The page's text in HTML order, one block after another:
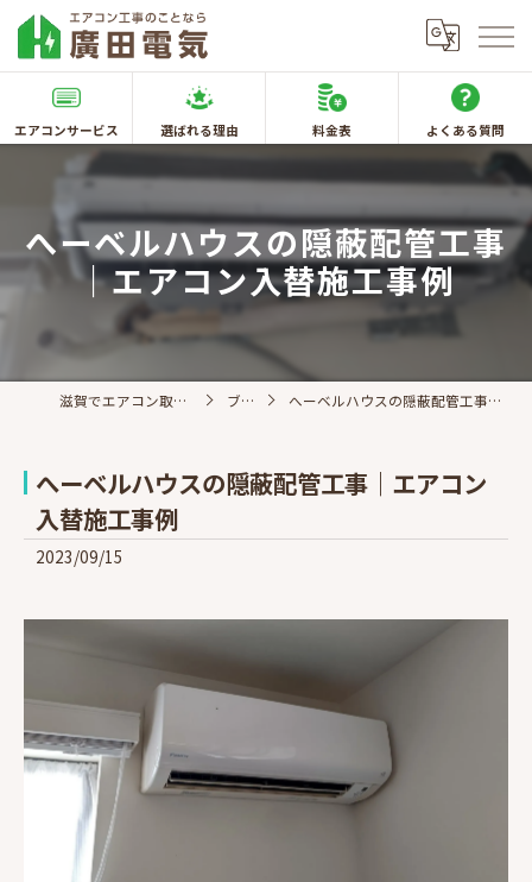
エアコンサービス 選ばれる理由 料金表 よくある質問
へーベルハウスの隠蔽配管工事
｜エアコン入替施工事例
滋賀でエアコン取付なら廣田電気 ブログ へーベルハウスの隠蔽配管工事｜エアコン入替施工事例
へーベルハウスの隠蔽配管工事｜エアコン
入替施工事例
2023/09/15